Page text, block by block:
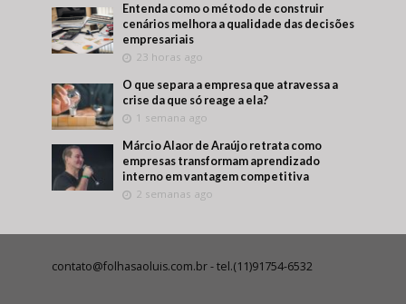
Entenda como o método de construir
cenários melhora a qualidade das decisões
empresariais
23 horas ago
O que separa a empresa que atravessa a
crise da que só reage a ela?
1 semana ago
Márcio Alaor de Araújo retrata como
empresas transformam aprendizado
interno em vantagem competitiva
2 semanas ago
contato@folhasaoluis.com.br- tel.(11)91754-6532